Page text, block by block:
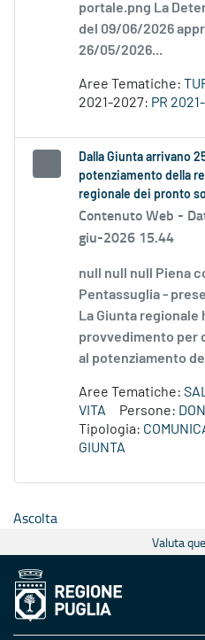
portale.png La
del 09/06/2026
26/05/2026...
Aree Tematiche:
2021-2027: PR
Dalla Giunta arrivano
potenziamento della
regionale dei pronto
Contenuto Web -
giu-2026 15.44
null null null Piena
Pentassuglia -
La Giunta regionale
provvedimento per
al potenziamento
Aree Tematiche:
VITA
Persone:
Tipologia:
GIUNTA
Ascolta
Valuta